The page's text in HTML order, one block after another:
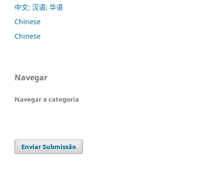
中文; 汉语; 华语
Chinese
Chinese
Navegar
Navegar a categoria
Enviar Submissão